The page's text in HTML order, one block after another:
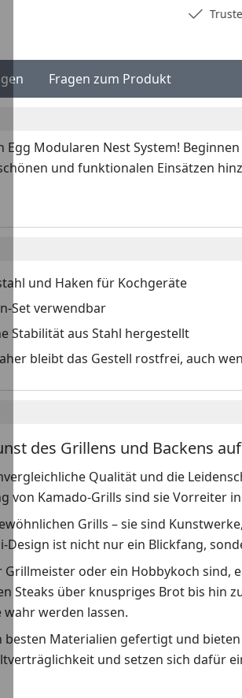
Fragen zum Produkt
Modularen Nest System!
und funktionalen Einsätzen
und Haken für Kochgeräte
Set verwendbar
Stabilität aus Stahl hergestellt
bleibt das Gestell rostfrei, auch
des Grillens und Backens
Qualität und die
von Kamado-Grills sind sie Vorreiter
Grills – sie sind
Design ist nicht nur ein Blickfang,
Grillmeister oder ein Hobbykoch
Steaks über knuspriges Brot bis hin
werden lassen.
besten Materialien gefertigt und
und setzen sich dafür